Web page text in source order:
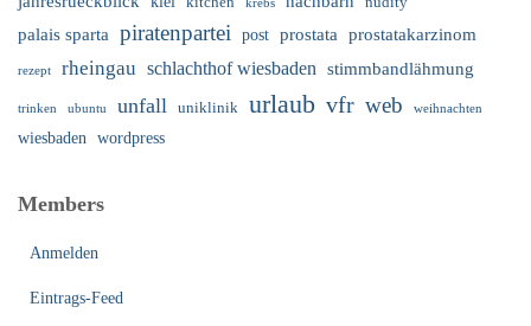
palais sparta piratenpartei post prostata prostatakarzinom
rezept rheingau schlachthof wiesbaden stimmbandlähmung
trinken ubuntu unfall uniklinik urlaub vfr web weihnachten
wiesbaden wordpress
Members
Anmelden
Eintrags-Feed